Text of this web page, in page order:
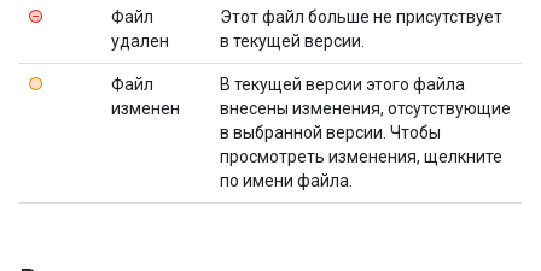
Файл
удален
Этот файл больше не присутствует
в текущей версии.
Файл
изменен
В текущей версии этого файла
внесены изменения, отсутствующие
в выбранной версии. Чтобы
просмотреть изменения, щелкните
по имени файла.